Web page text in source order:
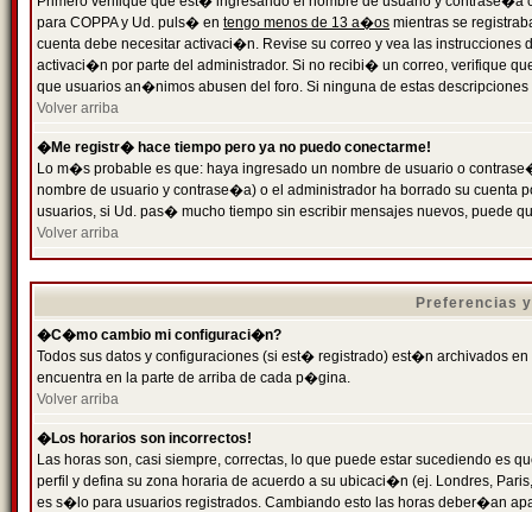
para COPPA y Ud. puls� en tengo menos de 13 a�os mientras se
cuenta debe necesitar activaci�n. Revise su correo y vea las
activaci�n por parte del administrador. Si no recibi� un correo, verifique
que usuarios an�nimos abusen del foro. Si ninguna de estas
Volver arriba
�Me registr� hace tiempo pero ya no puedo conectarme!
Lo m�s probable es que: haya ingresado un nombre de usuario o
nombre de usuario y contrase�a) o el administrador ha borrado su
usuarios, si Ud. pas� mucho tiempo sin escribir mensajes nuevos, puede
Volver arriba
Preferencias
�C�mo cambio mi configuraci�n?
Todos sus datos y configuraciones (si est� registrado) est�n archivados
encuentra en la parte de arriba de cada p�gina.
Volver arriba
�Los horarios son incorrectos!
Las horas son, casi siempre, correctas, lo que puede estar sucediendo es
perfil y defina su zona horaria de acuerdo a su ubicaci�n (ej. Londres,
es s�lo para usuarios registrados. Cambiando esto las horas deber�an